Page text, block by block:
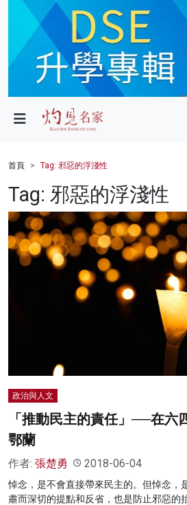
政局
財經
健康
商業
科技
首頁 Tag: 邪惡的浮淺性
Tag: 邪惡的浮淺性
政治與人文
「推動民主的責任」──在六
鄂蘭
作者: 張楚勇 2018-06-04
悼念，是不會直接帶來民主的。但悼念，
肅而深切的提點和反省，也是防止邪惡的